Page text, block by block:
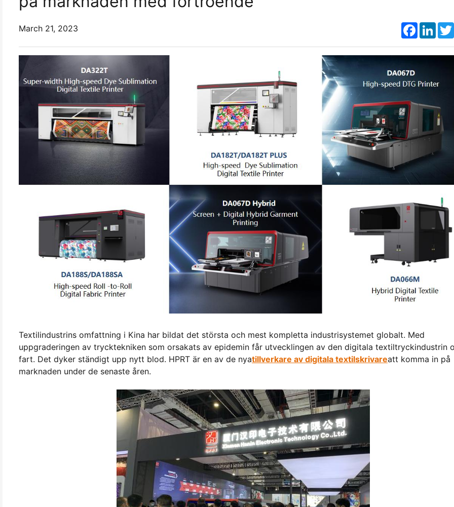
March 21, 2023
Textilindustrins omfattning i Kina har bildat det största och mest kompletta industrisystemet globalt. Med
uppgraderingen av trycktekniken som orsakats av epidemin får utvecklingen av den digitala textiltryckindustrin
fart. Det dyker ständigt upp nytt blod. HPRT är en av de nyatillverkare av digitala textilskrivareatt komma in på
marknaden under de senaste åren.